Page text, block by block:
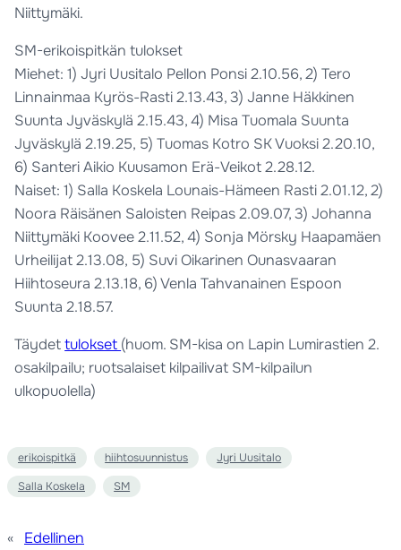
Niittymäki.
SM-erikoispitkän tulokset
Miehet: 1) Jyri Uusitalo Pellon Ponsi 2.10.56, 2) Tero
Linnainmaa Kyrös-Rasti 2.13.43, 3) Janne Häkkinen
Suunta Jyväskylä 2.15.43, 4) Misa Tuomala Suunta
Jyväskylä 2.19.25, 5) Tuomas Kotro SK Vuoksi 2.20.10,
6) Santeri Aikio Kuusamon Erä-Veikot 2.28.12.
Naiset: 1) Salla Koskela Lounais-Hämeen Rasti 2.01.12, 2)
Noora Räisänen Saloisten Reipas 2.09.07, 3) Johanna
Niittymäki Koovee 2.11.52, 4) Sonja Mörsky Haapamäen
Urheilijat 2.13.08, 5) Suvi Oikarinen Ounasvaaran
Hiihtoseura 2.13.18, 6) Venla Tahvanainen Espoon
Suunta 2.18.57.
Täydettulokset (huom. SM-kisa on Lapin Lumirastien 2.
osakilpailu; ruotsalaiset kilpailivat SM-kilpailun
ulkopuolella)
erikoispitkä hiihtosuunnistus Jyri Uusitalo
Salla Koskela SM
«
Edellinen